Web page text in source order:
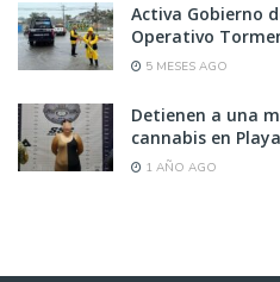
Activa Gobierno
Operativo
5 MESES AGO
Detienen a una
cannabis en
1 AÑO AGO